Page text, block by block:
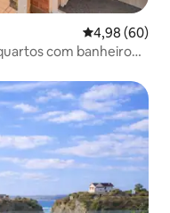
4,98 de uma
4,98 (60)
com banheiro